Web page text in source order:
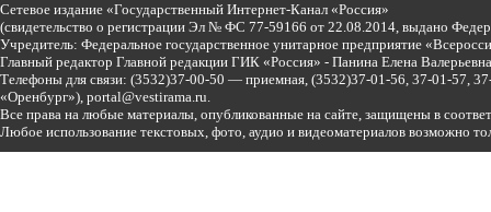
Сетевое издание «Государственный Интернет-Канал «Россия»
(свидетельство о регистрации Эл № ФС 77-59166 от 22.08.2014, выдано
Учредитель: Федеральное государственное унитарное предприятие
Главный редактор Главной редакции ГИК «Россия» - Панина Елена
Телефоны для связи: (3532)37-00-50 — приемная, (3532)37-01-56, 37-01-57,
«Оренбург»), portal@vestirama.ru.
Все права на любые материалы, опубликованные на сайте, защищены в
Любое использование текстовых, фото, аудио и видеоматериалов возможно